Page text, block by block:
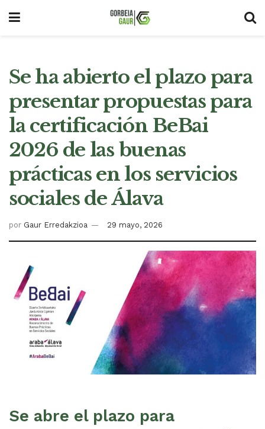
Se ha abierto el plazo para
presentar propuestas para
la certificación BeBai
2026 de las buenas
prácticas en los servicios
sociales de Álava
por Gaur Erredakzioa 29 mayo, 2026
Se abre el plazo para